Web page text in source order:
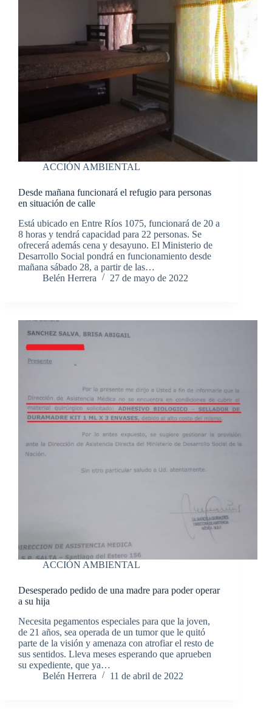
ACCIÓN AMBIENTAL
Desde mañana funcionará el refugio para personas
en situación de calle
Está ubicado en Entre Ríos 1075, funcionará de 20 a
8 horas y tendrá capacidad para 22 personas. Se
ofrecerá además cena y desayuno. El Ministerio de
Desarrollo Social pondrá en funcionamiento desde
mañana sábado 28, a partir de las…
Belén Herrera
27 de mayo de 2022
ACCIÓN AMBIENTAL
Desesperado pedido de una madre para poder operar
a su hija
Necesita pegamentos especiales para que la joven,
de 21 años, sea operada de un tumor que le quitó
parte de la visión y amenaza con atrofiar el resto de
sus sentidos. Lleva meses esperando que aprueben
su expediente, que ya…
Belén Herrera
11 de abril de 2022